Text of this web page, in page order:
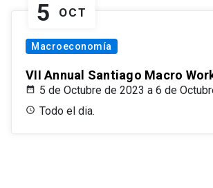
5 OCT
Macroeconomía
VII Annual Santiago Macro
5 de Octubre de 2023 a 6 de
Todo el dia.